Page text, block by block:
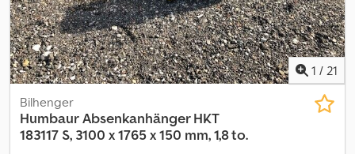
1 / 21
Bilhenger
HumbaurAbsenkanhänger HKT
183117 S, 3100 x 1765 x 150 mm, 1,8 to.